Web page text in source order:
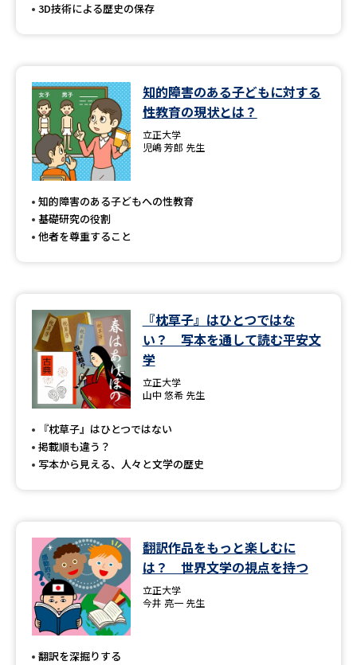
3D技術による歴史の保存
知的障害のある子どもに対する
性教育の現状とは？
立正大学
児嶋 芳郎 先生
知的障害のある子どもへの性教育
基礎研究の役割
他者を尊重すること
『枕草子』はひとつではな
い？ 写本を通して読む平安文
学
立正大学
山中 悠希 先生
『枕草子』はひとつではない
掲載順も違う？
写本から見える、人々と文学の歴史
翻訳作品をもっと楽しむに
は？ 世界文学の視点を持つ
立正大学
今井 亮一 先生
翻訳を深掘りする